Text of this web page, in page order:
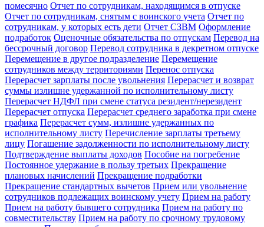
помесячно Отчет по сотрудникам, находящимся в отпуске
Отчет по сотрудникам, снятым с воинского учета Отчет по
сотрудникам, у которых есть дети Отчет СЗВМ Оформление
подработок Оценочные обязательства по отпускам Перевод на
бессрочный договор Перевод сотрудника в декретном отпуске
Перемещение в другое подразделение Перемещение
сотрудников между территориями Перенос отпуска
Перерасчет зарплаты после увольнения Перерасчет и возврат
суммы излишне удержанной по исполнительному листу
Перерасчет НДФЛ при смене статуса резидент/нерезидент
Перерасчет отпуска Перерасчет среднего заработка при смене
графика Перерасчет сумм, излишне удержанных по
исполнительному листу Перечисление зарплаты третьему
лицу Погашение задолженности по исполнительному листу
Подтверждение выплаты доходов Пособие на погребение
Постоянное удержание в пользу третьих Прекращение
плановых начислений Прекращение подработки
Прекращение стандартных вычетов Прием или увольнение
сотрудников подлежащих воинскому учету Прием на работу
Прием на работу бывшего сотрудника Прием на работу по
совместительству Прием на работу по срочному трудовому